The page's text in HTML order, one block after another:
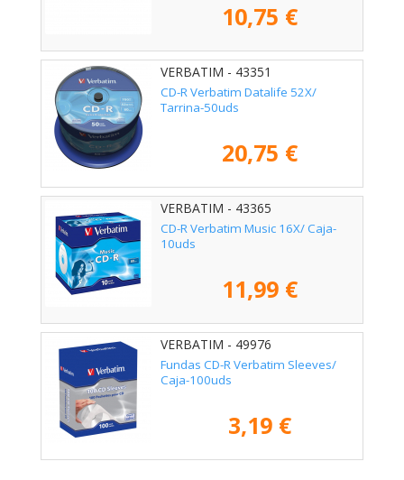
10,75 €
VERBATIM - 43351
CD-R Verbatim Datalife 52X/
Tarrina-50uds
20,75 €
VERBATIM - 43365
CD-R Verbatim Music 16X/ Caja-
10uds
11,99 €
VERBATIM - 49976
Fundas CD-R Verbatim Sleeves/
Caja-100uds
3,19 €